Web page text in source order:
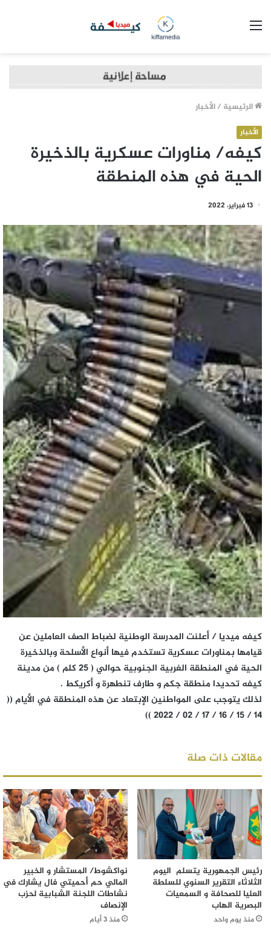
الرئيسية /الأخبار
الأخبار
كيفه/ مناورات عسكرية بالذخيرة
الحية في هذه المنطقة
13 فبراير، 2022
كيفه ميديا / أعلنت المدرسة الوطنية لضباط الصف العاملين عن
قيامها بمناورات عسكرية تستخدم فيها أنواع الأسلحة وبالذخيرة
الحية في المنطقة الغربية الجنوبية حوالي ( 25 كلم ) من مدينة
كيفه تحديدا منطقة جكم و طارف تنطهرة و أكريكط .
لذلك يتوجب على المواطنين الإبتعاد عن هذه المنطقة في الأيام ((
14 / 15 / 16 / 17 / 02 / 2022 ))
مقالات ذات صلة
رئيس الجمهورية يتسلم اليوم
الثلاثاء التقرير السنوي للسلطة
العليا للصحافة و السمعيات
البصرية الهاب
منذ يوم واحد
نواكشوط/ المستشار و الخبير
المالي حم أحميتي فال يشارك في
نشاطات اللجنة الشبابية لحزب
الإنصاف
منذ 3 أيام